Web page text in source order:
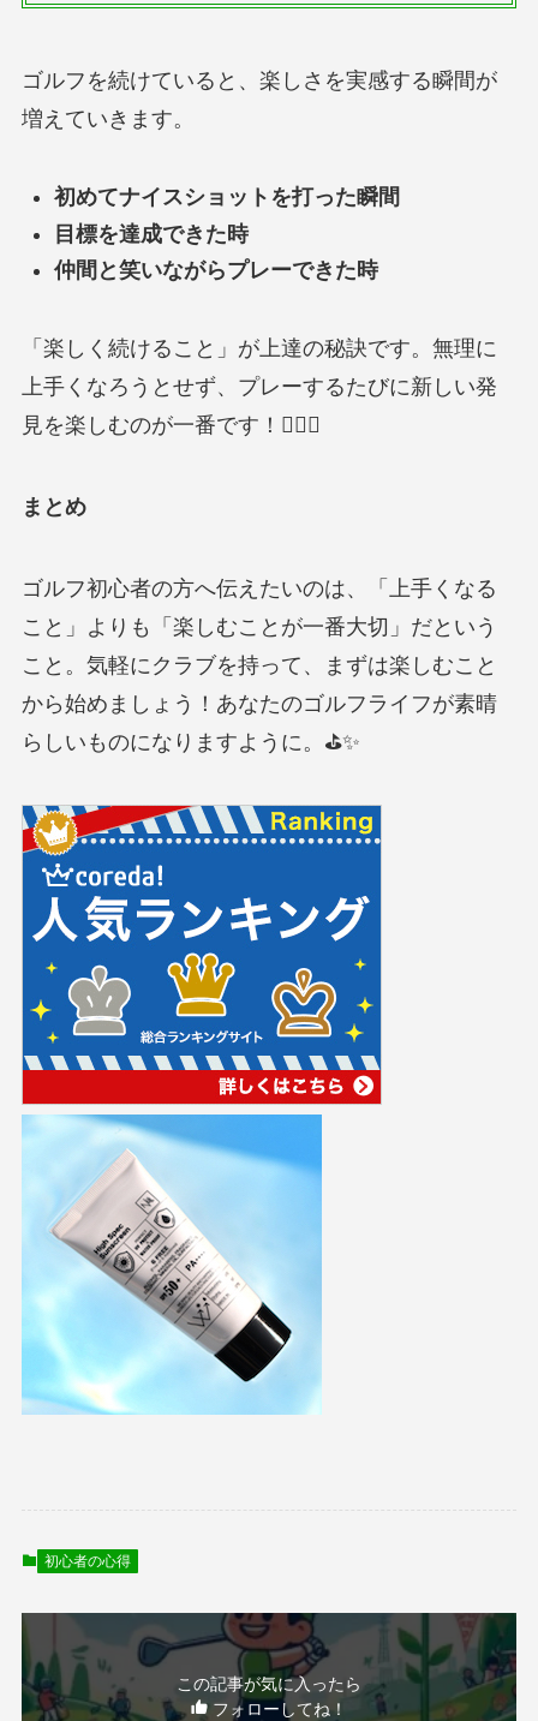
ゴルフを続けていると、楽しさを実感する瞬間が
増えていきます。
初めてナイスショットを打った瞬間
目標を達成できた時
仲間と笑いながらプレーできた時
「楽しく続けること」が上達の秘訣です。無理に
上手くなろうとせず、プレーするたびに新しい発
見を楽しむのが一番です！🏌️‍♂️🎉
まとめ
ゴルフ初心者の方へ伝えたいのは、「上手くなる
こと」よりも「楽しむことが一番大切」だという
こと。気軽にクラブを持って、まずは楽しむこと
から始めましょう！あなたのゴルフライフが素晴
らしいものになりますように。⛳✨
初心者の心得
この記事が気に入ったら
フォローしてね！